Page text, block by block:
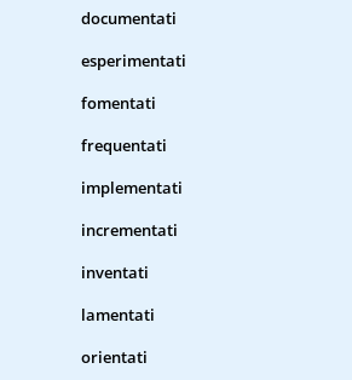
documentati
esperimentati
fomentati
frequentati
implementati
incrementati
inventati
lamentati
orientati